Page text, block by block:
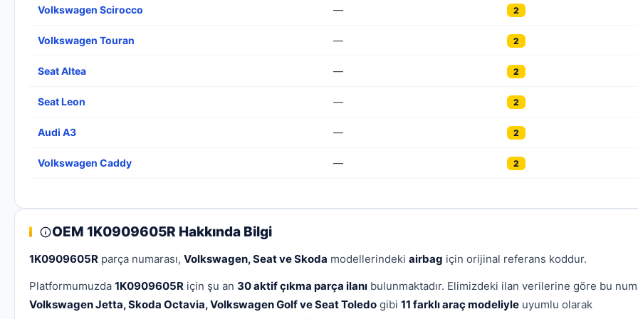
Volkswagen Scirocco — 2
Volkswagen Touran — 2
Seat Altea — 2
Seat Leon — 2
Audi A3 — 2
Volkswagen Caddy — 2
OEM 1K0909605R Hakkında Bilgi
1K0909605R parça numarası, Volkswagen, Seat ve Skoda modellerindeki airbag için orijinal referans koddur.
Platformumuzda 1K0909605R için şu an 30 aktif çıkma parça ilanı bulunmaktadır. Elimizdeki ilan verilerine göre bu
Volkswagen Jetta, Skoda Octavia, Volkswagen Golf ve Seat Toledo gibi 11 farklı araç modeliyle uyumlu olarak